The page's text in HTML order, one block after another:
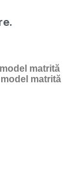
matrită